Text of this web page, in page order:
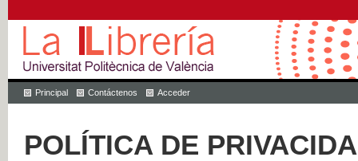
Principal Contáctenos Acceder
POLÍTICA DE